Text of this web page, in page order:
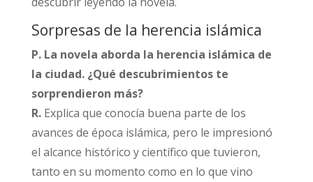
Sorpresas de la herencia islámica
P. La novela aborda la herencia islámica de
la ciudad. ¿Qué descubrimientos te
sorprendieron más?
R.Explica que conocía buena parte de los
avances de época islámica, pero le impresionó
el alcance histórico y científico que tuvieron,
tanto en su momento como en lo que vino